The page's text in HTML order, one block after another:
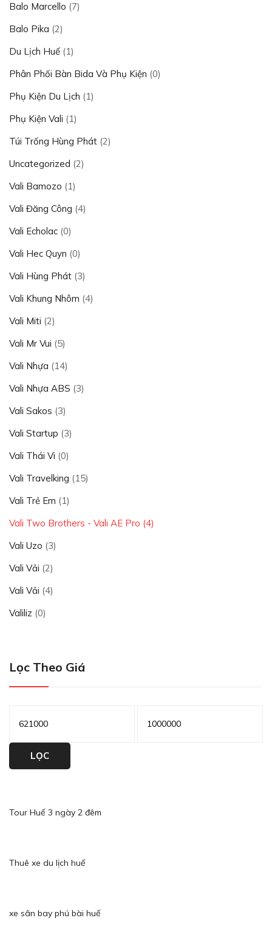
Balo Marcello (7)
Balo Pika (2)
Du Lịch Huế (1)
Phân Phối Bàn Bida Và Phụ Kiện (0)
Phụ Kiện Du Lịch (1)
Phụ Kiện Vali (1)
Túi Trống Hùng Phát (2)
Uncategorized (2)
Vali Bamozo (1)
Vali Đăng Công (4)
Vali Echolac (0)
Vali Hec Quyn (0)
Vali Hùng Phát (3)
Vali Khung Nhôm (4)
Vali Miti (2)
Vali Mr Vui (5)
Vali Nhựa (14)
Vali Nhựa ABS (3)
Vali Sakos (3)
Vali Startup (3)
Vali Thái Vi (0)
Vali Travelking (15)
Vali Trẻ Em (1)
Vali Two Brothers - Vali AE Pro (4)
Vali Uzo (3)
Vali Vải (2)
Vali Vải (4)
Valiliz (0)
Lọc Theo Giá
LỌC
Tour Huế 3 ngày 2 đêm
Thuê xe du lịch huế
xe sân bay phú bài huế